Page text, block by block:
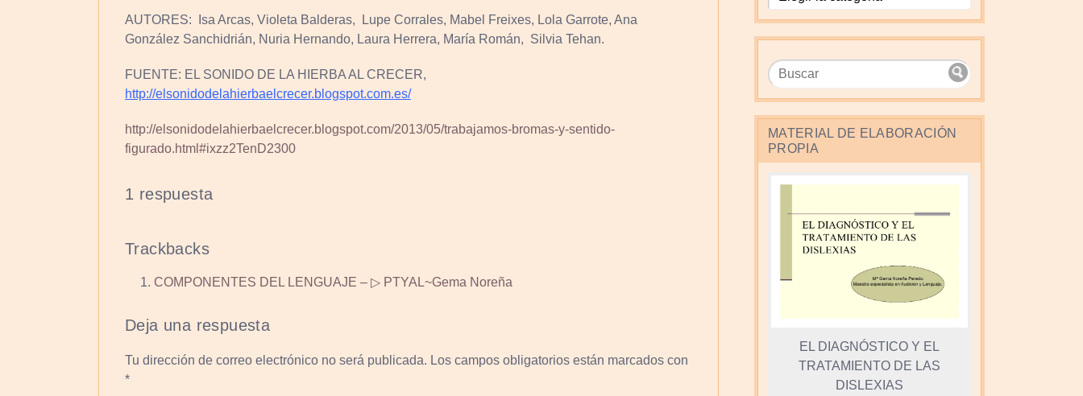
AUTORES: Isa Arcas, Violeta Balderas, Lupe Corrales, Mabel Freixes, Lola Garrote, Ana
González Sanchidrián, Nuria Hernando, Laura Herrera, María Román, Silvia Tehan.
FUENTE: EL SONIDO DE LA HIERBA AL CRECER,
http://elsonidodelahierbaelcrecer.blogspot.com.es/
http://elsonidodelahierbaelcrecer.blogspot.com/2013/05/trabajamos-bromas-y-sentido-
figurado.html#ixzz2TenD2300
1 respuesta
Trackbacks
COMPONENTES DEL LENGUAJE – ▷ PTYAL~Gema Noreña
Deja una respuesta
Tu dirección de correo electrónico no será publicada. Los campos obligatorios están marcados con
*
MATERIAL DE ELABORACIÓN
PROPIA
EL DIAGNÓSTICO Y EL
TRATAMIENTO DE LAS
DISLEXIAS